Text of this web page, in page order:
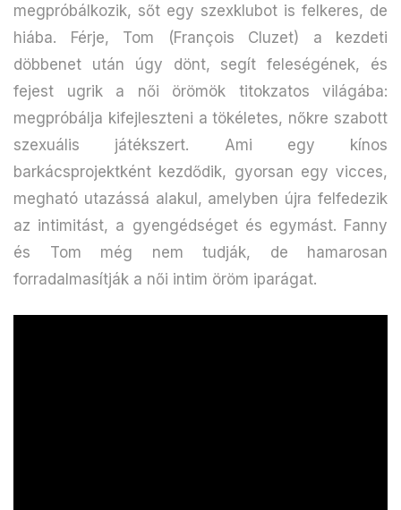
megpróbálkozik, sőt egy szexklubot is felkeres, de
hiába. Férje, Tom (François Cluzet) a kezdeti
döbbenet után úgy dönt, segít feleségének, és
fejest ugrik a női örömök titokzatos világába:
megpróbálja kifejleszteni a tökéletes, nőkre szabott
szexuális játékszert. Ami egy kínos
barkácsprojektként kezdődik, gyorsan egy vicces,
megható utazássá alakul, amelyben újra felfedezik
az intimitást, a gyengédséget és egymást. Fanny
és Tom még nem tudják, de hamarosan
forradalmasítják a női intim öröm iparágat.